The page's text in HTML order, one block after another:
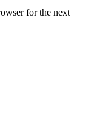
for the next